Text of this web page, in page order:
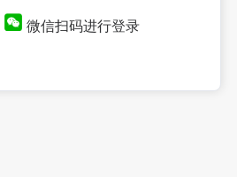
微信扫码进行登录